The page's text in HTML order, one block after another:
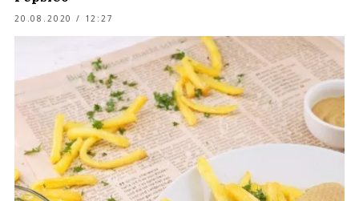
20.08.2020 / 12:27